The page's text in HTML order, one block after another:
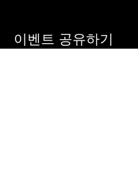
이벤트 공유하기